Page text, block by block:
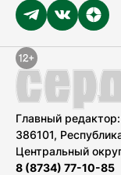
Главный
386101,
Центральный
8 (8734) 77-10-85